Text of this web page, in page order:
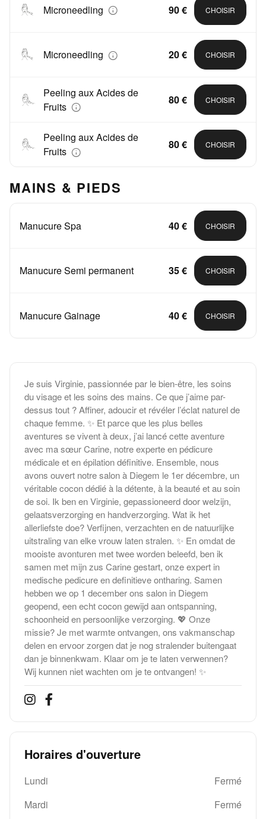
Microneedling 90 € CHOISIR
Microneedling 20 € CHOISIR
Peeling aux Acides de
Fruits
80 € CHOISIR
Peeling aux Acides de
Fruits
80 € CHOISIR
MAINS & PIEDS
Manucure Spa 40 € CHOISIR
Manucure Semi permanent 35 € CHOISIR
Manucure Gainage 40 € CHOISIR
Je suis Virginie, passionnée par le bien-être, les soins
du visage et les soins des mains. Ce que j’aime par-
dessus tout ? Affiner, adoucir et révéler l’éclat naturel de
chaque femme. ✨ Et parce que les plus belles
aventures se vivent à deux, j’ai lancé cette aventure
avec ma sœur Carine, notre experte en pédicure
médicale et en épilation définitive. Ensemble, nous
avons ouvert notre salon à Diegem le 1er décembre, un
véritable cocon dédié à la détente, à la beauté et au soin
de soi. Ik ben en Virginie, gepassioneerd door welzijn,
gelaatsverzorging en handverzorging. Wat ik het
allerliefste doe? Verfijnen, verzachten en de natuurlijke
uitstraling van elke vrouw laten stralen. ✨ En omdat de
mooiste avonturen met twee worden beleefd, ben ik
samen met mijn zus Carine gestart, onze expert in
medische pedicure en definitieve ontharing. Samen
hebben we op 1 december ons salon in Diegem
geopend, een echt cocon gewijd aan ontspanning,
schoonheid en persoonlijke verzorging. 💖 Onze
missie? Je met warmte ontvangen, ons vakmanschap
delen en ervoor zorgen dat je nog stralender buitengaat
dan je binnenkwam. Klaar om je te laten verwennen?
Wij kunnen niet wachten om je te ontvangen! ✨
Horaires d'ouverture
Lundi
Fermé
Mardi
Fermé